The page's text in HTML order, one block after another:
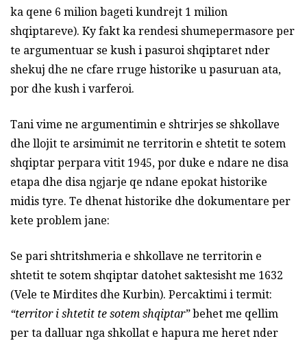
ka qene 6 milion bageti kundrejt 1 milion
shqiptareve). Ky fakt ka rendesi shumepermasore per
te argumentuar se kush i pasuroi shqiptaret nder
shekuj dhe ne cfare rruge historike u pasuruan ata,
por dhe kush i varferoi.
Tani vime ne argumentimin e shtrirjes se shkollave
dhe llojit te arsimimit ne territorin e shtetit te sotem
shqiptar perpara vitit 1945, por duke e ndare ne disa
etapa dhe disa ngjarje qe ndane epokat historike
midis tyre. Te dhenat historike dhe dokumentare per
kete problem jane:
Se pari shtritshmeria e shkollave ne territorin e
shtetit te sotem shqiptar datohet saktesisht me 1632
(Vele te Mirdites dhe Kurbin). Percaktimi i termit:
“territor i shtetit te sotem shqiptar”behet me qellim
per ta dalluar nga shkollat e hapura me heret nder